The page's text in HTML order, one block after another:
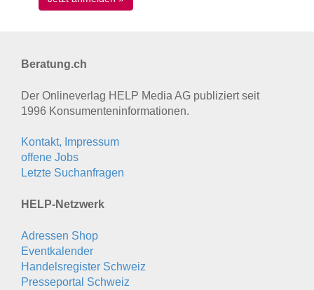
Beratung.ch
Der Onlineverlag HELP Media AG publiziert seit
1996 Konsumenten­informationen.
Kontakt, Impressum
offene Jobs
Letzte Suchanfragen
HELP-Netzwerk
Adressen Shop
Eventkalender
Handelsregister Schweiz
Presseportal Schweiz